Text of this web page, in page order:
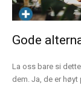
Gode
La oss bare si
dem. Ja, de er høyt